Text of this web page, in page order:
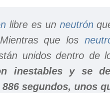
libre es un neutrón
que los
unidos dentro de
inestables y se
886 segundos, unos